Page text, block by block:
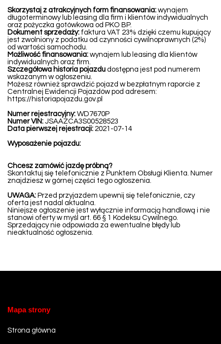
Skorzystaj z atrakcyjnych form finansowania: wynajem
długoterminowy lub leasing dla firm i klientów indywidualnych
oraz pożyczka gotówkowa od PKO BP.
Dokument sprzedaży: faktura VAT 23% dzięki czemu kupujący
jest zwolniony z podatku od czynności cywilnoprawnych (2%)
od wartości samochodu.
Możliwość finansowania: wynajem lub leasing dla klientów
indywidualnych oraz firm.
Szczegółowa historia pojazdu dostępna jest pod numerem
wskazanym w ogłoszeniu.
Możesz również sprawdzić pojazd w bezpłatnym raporcie z
Centralnej Ewidencji Pojazdów pod adresem:
https://historiapojazdu.gov.pl
Numer rejestracyjny: WD7670P
Numer VIN: JSAAZCA3S00528523
Data pierwszej rejestracji: 2021-07-14
Wyposażenie pojazdu:
Chcesz zamówić jazdę próbną?
Skontaktuj się telefonicznie z Punktem Obsługi Klienta. Numer
znajdziesz w górnej części tego ogłoszenia.
UWAGA: Przed przyjazdem upewnij się telefonicznie, czy
oferta jest nadal aktualna.
Niniejsze ogłoszenie jest wyłącznie informacją handlową i nie
stanowi oferty w myśl art. 66 § 1 Kodeksu Cywilnego.
Sprzedający nie odpowiada za ewentualne błędy lub
nieaktualność ogłoszenia.
Mapa strony
Strona główna